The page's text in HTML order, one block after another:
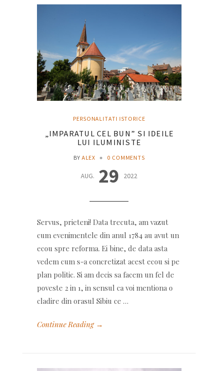
PERSONALITATI ISTORICE
„IMPARATUL CEL BUN” SI IDEILE
LUI ILUMINISTE
BY ALEX ● 0 COMMENTS
29
AUG. 2022
Servus, prieteni! Data trecuta, am vazut
cum evenimentele din anul 1784 au avut un
ecou spre reforma. Ei bine, de data asta
vedem cum s-a concretizat acest ecou si pe
plan politic. Si am decis sa facem un fel de
poveste 2 in 1, in sensul ca voi mentiona o
cladire din orasul Sibiu ce …
Continue Reading →